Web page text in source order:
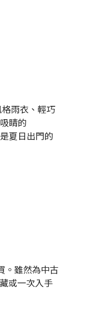
雨衣、輕巧
睛的
夏日出門的
。雖然為中古
或一次入手